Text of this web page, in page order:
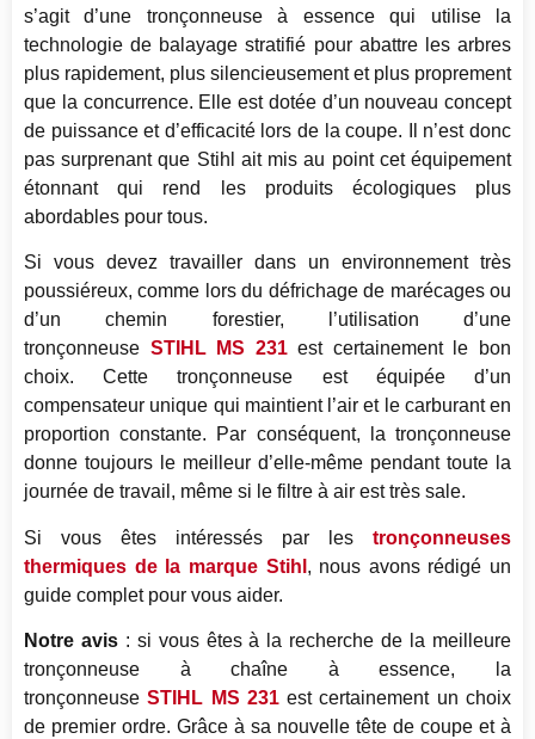
s’agit d’une tronçonneuse à essence qui utilise la
technologie de balayage stratifié pour abattre les arbres
plus rapidement, plus silencieusement et plus proprement
que la concurrence. Elle est dotée d’un nouveau concept
de puissance et d’efficacité lors de la coupe. Il n’est donc
pas surprenant que Stihl ait mis au point cet équipement
étonnant qui rend les produits écologiques plus
abordables pour tous.
Si vous devez travailler dans un environnement très
poussiéreux, comme lors du défrichage de marécages ou
d’un chemin forestier, l’utilisation d’une
tronçonneuse STIHL MS 231est certainement le bon
choix. Cette tronçonneuse est équipée d’un
compensateur unique qui maintient l’air et le carburant en
proportion constante. Par conséquent, la tronçonneuse
donne toujours le meilleur d’elle-même pendant toute la
journée de travail, même si le filtre à air est très sale.
Si vous êtes intéressés par les tronçonneuses
thermiques de la marque Stihl , nous avons rédigé un
guide complet pour vous aider.
Notre avis: si vous êtes à la recherche de la meilleure
tronçonneuse à chaîne à essence, la
tronçonneuseSTIHL MS 231est certainement un choix
de premier ordre. Grâce à sa nouvelle tête de coupe et à